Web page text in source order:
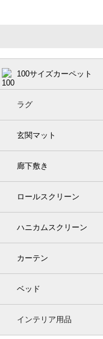
100サイズカーペット
ラグ
玄関マット
廊下敷き
ロールスクリーン
ハニカムスクリーン
カーテン
ベッド
インテリア用品